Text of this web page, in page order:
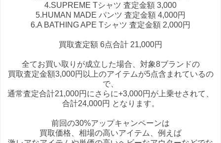
4.SUPREME Tシャツ 査定金額 3,000
5.HUMAN MADE パンツ 査定金額 4,000円
6.A BATHING APE Tシャツ 査定金額 2,000円
買取査定額 6点合計 21,000円
全てお買い取りが成立した場合、対象8ブランドの
買取査定金額3,000円以上のアイテムが5点含まれているの
で、
通常査定合計21,000円にさらに+3,000円が上乗せされて、
合計24,000円 となります。
前回の30%アップキャンペーンは
買取価格、相場の高いアイテム、例えば